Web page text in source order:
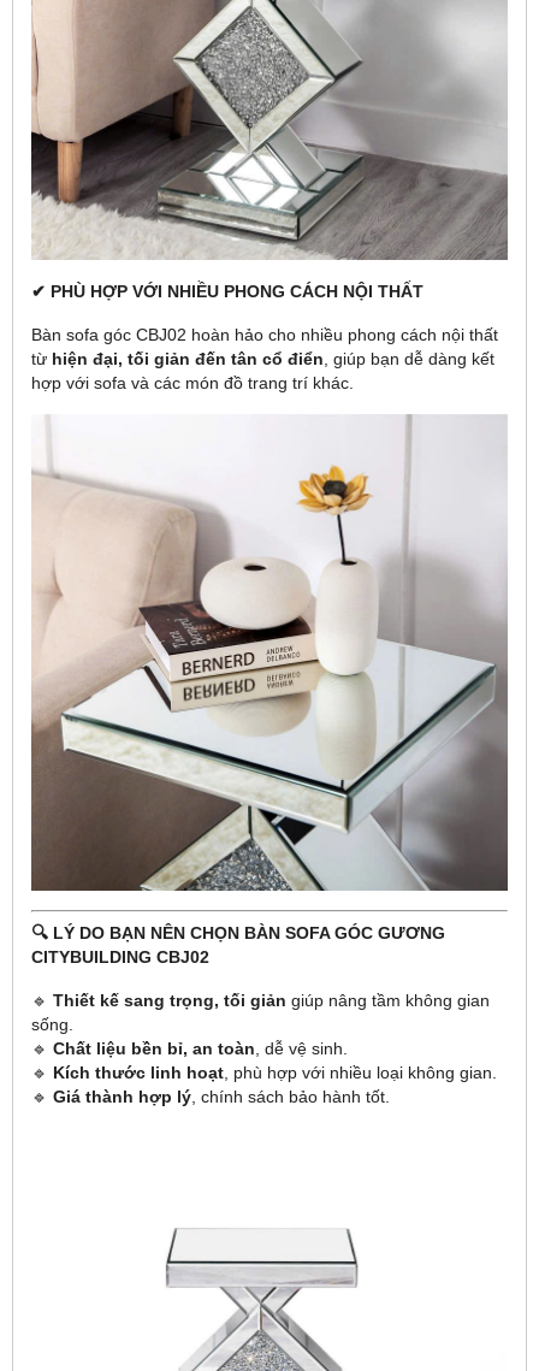
✔ PHÙ HỢP VỚI NHIỀU PHONG CÁCH NỘI THẤT
Bàn sofa góc CBJ02 hoàn hảo cho nhiều phong cách nội thất
từ hiện đại, tối giản đến tân cổ điển , giúp bạn dễ dàng kết
hợp với sofa và các món đồ trang trí khác.
🔍 LÝ DO BẠN NÊN CHỌN BÀN SOFA GÓC GƯƠNG
CITYBUILDING CBJ02
🔹 Thiết kế sang trọng, tối giản giúp nâng tầm không gian
sống.
🔹 Chất liệu bền bỉ, an toàn , dễ vệ sinh.
🔹 Kích thước linh hoạt , phù hợp với nhiều loại không gian.
🔹 Giá thành hợp lý , chính sách bảo hành tốt.